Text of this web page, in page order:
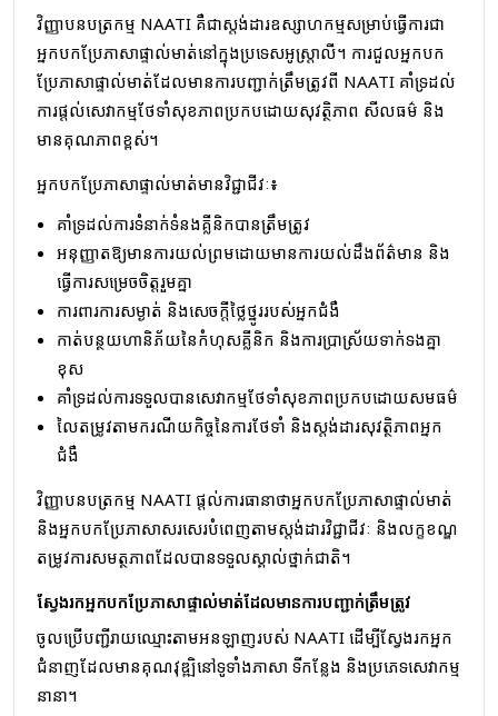
វិញ្ញាបនបត្រកម្ម NAATI គឺជាស្តង់ដារឧស្សាហកម្មសម្រាប់ធ្វើការជា
អ្នកបកប្រែភាសាផ្ទាល់មាត់នៅក្នុងប្រទេសអូស្ត្រាលី។ ការជួលអ្នកបក
ប្រែភាសាផ្ទាល់មាត់ដែលមានការបញ្ជាក់ត្រឹមត្រូវពី NAATI គាំទ្រដល់
ការផ្តល់សេវាកម្មថែទាំសុខភាពប្រកបដោយសុវត្ថិភាព សីលធម៌ និង
មានគុណភាពខ្ពស់។
អ្នកបកប្រែភាសាផ្ទាល់មាត់មានវិជ្ជាជីវៈ៖
គាំទ្រដល់ការទំនាក់ទំនងគ្លីនិកបានត្រឹមត្រូវ
អនុញ្ញាតឱ្យមានការយល់ព្រមដោយមានការយល់ដឹងព័ត៌មាន និង
ធ្វើការសម្រេចចិត្តរួមគ្នា
ការពារការសម្ងាត់ និងសេចក្តីថ្លៃថ្នូររបស់អ្នកជំងឺ
កាត់បន្ថយហានិភ័យនៃកំហុសគ្លីនិក និងការប្រាស្រ័យទាក់ទងគ្នា
ខុស
គាំទ្រដល់ការទទួលបានសេវាកម្មថែទាំសុខភាពប្រកបដោយសមធម៌
លៃតម្រូវតាមករណីយកិច្ចនៃការថែទាំ និងស្តង់ដារសុវត្ថិភាពអ្នក
ជំងឺ
វិញ្ញាបនបត្រកម្ម NAATI ផ្តល់ការធានាថាអ្នកបកប្រែភាសាផ្ទាល់មាត់
និងអ្នកបកប្រែភាសាសរសេរបំពេញតាមស្តង់ដារវិជ្ជាជីវៈ និងលក្ខខណ្ឌ
តម្រូវការសមត្ថភាពដែលបានទទួលស្គាល់ថ្នាក់ជាតិ។
ស្វែងរកអ្នកបកប្រែភាសាផ្ទាល់មាត់ដែលមានការបញ្ជាក់ត្រឹមត្រូវ
ចូលប្រើបញ្ជីរាយឈ្មោះតាមអនឡាញរបស់ NAATI ដើម្បីស្វែងរកអ្នក
ជំនាញដែលមានគុណវុឌ្ឍិនៅទូទាំងភាសា ទីកន្លែង និងប្រភេទសេវាកម្ម
នានា។